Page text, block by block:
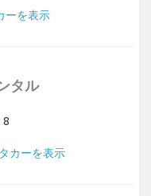
ーを表示
タル
8
カーを表示